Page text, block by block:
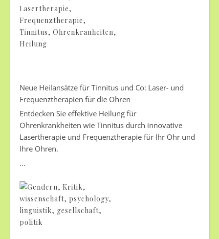
Knochen. Doch oft wird ein Mangel erst bemerkt,
wenn er bereits fortgeschritten ist. Ein Defizit beginnt
oft schleichend und bleibt lange unbemerkt. Dein
Körper sendet frühzeitig subtile Warnsignale, um auf
Neue Heilansätze für Tinnitus und Co: Laser- und
Frequenztherapien für die Ohren
Entdecken Sie effektive Heilung für
Ohrenkrankheiten wie Tinnitus durch innovative
Lasertherapie und Frequenztherapie für Ihr Ohr und
Ihre Ohren.
...